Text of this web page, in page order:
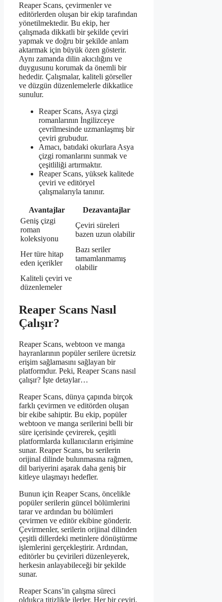
Reaper Scans, çevirmenler ve
editörlerden oluşan bir ekip tarafından
yönetilmektedir. Bu ekip, her
çalışmada dikkatli bir şekilde çeviri
yapmak ve doğru bir şekilde anlam
aktarmak için büyük özen gösterir.
Aynı zamanda dilin akıcılığını ve
duygusunu korumak da önemli bir
hededir. Çalışmalar, kaliteli görseller
ve düzgün düzenlemelerle dikkatlice
sunulur.
Reaper Scans, Asya çizgi
romanlarının İngilizceye
çevrilmesinde uzmanlaşmış bir
çeviri grubudur.
Amacı, batıdaki okurlara Asya
çizgi romanlarını sunmak ve
çeşitliliği artırmaktır.
Reaper Scans, yüksek kalitede
çeviri ve editöryel
çalışmalarıyla tanınır.
Avantajlar
Dezavantajlar
Geniş çizgi
roman
koleksiyonu
Çeviri süreleri
bazen uzun olabilir
Her türe hitap
eden içerikler
Bazı seriler
tamamlanmamış
olabilir
Kaliteli çeviri ve
düzenlemeler
Reaper Scans Nasıl
Çalışır?
Reaper Scans, webtoon ve manga
hayranlarının popüler serilere ücretsiz
erişim sağlamasını sağlayan bir
platformdur. Peki, Reaper Scans nasıl
çalışır? İşte detaylar…
Reaper Scans, dünya çapında birçok
farklı çevirmen ve editörden oluşan
bir ekibe sahiptir. Bu ekip, popüler
webtoon ve manga serilerini belli bir
süre içerisinde çevirerek, çeşitli
platformlarda kullanıcıların erişimine
sunar. Reaper Scans, bu serilerin
orijinal dilinde bulunmasına rağmen,
dil bariyerini aşarak daha geniş bir
kitleye ulaşmayı hedefler.
Bunun için Reaper Scans, öncelikle
popüler serilerin güncel bölümlerini
tarar ve ardından bu bölümleri
çevirmen ve editör ekibine gönderir.
Çevirmenler, serilerin orijinal dilinden
çeşitli dillerdeki metinlere dönüştürme
işlemlerini gerçekleştirir. Ardından,
editörler bu çevirileri düzenleyerek,
herkesin anlayabileceği bir şekilde
sunar.
Reaper Scans’in çalışma süreci
oldukça titizlikle ilerler. Her bir çeviri,